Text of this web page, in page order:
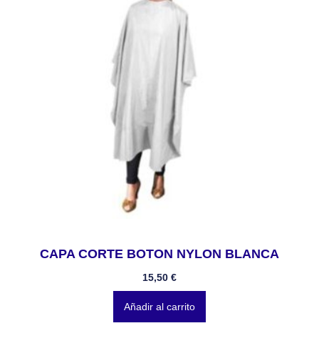
CAPA CORTE BOTON NYLON BLANCA
15,50 €
Añadir al carrito